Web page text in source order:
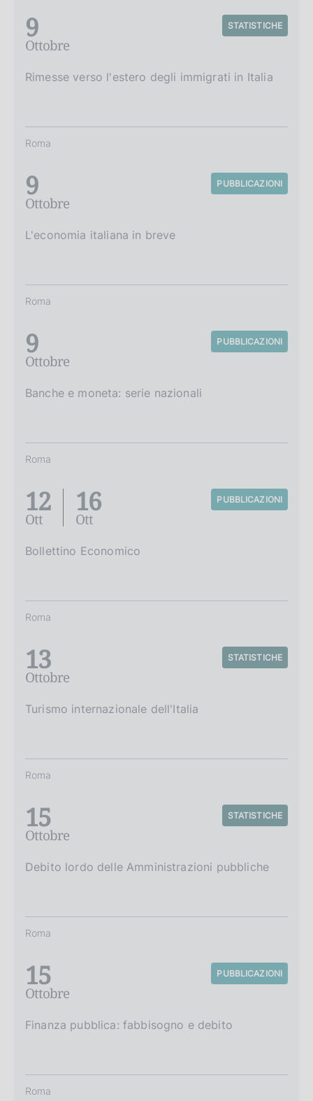
9
Ottobre
STATISTICHE
Rimesse verso l'estero degli immigrati in Italia
Roma
9
Ottobre
PUBBLICAZIONI
L'economia italiana in breve
Roma
9
Ottobre
PUBBLICAZIONI
Banche e moneta: serie nazionali
Roma
12
Ott
16
Ott
PUBBLICAZIONI
Bollettino Economico
Roma
13
Ottobre
STATISTICHE
Turismo internazionale dell'Italia
Roma
15
Ottobre
STATISTICHE
Debito lordo delle Amministrazioni pubbliche
Roma
15
Ottobre
PUBBLICAZIONI
Finanza pubblica: fabbisogno e debito
Roma